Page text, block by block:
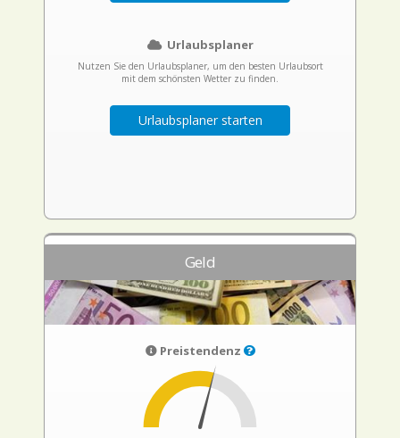
Urlaubsplaner
Nutzen Sie den Urlaubsplaner, um den besten Urlaubsort
mit dem schönsten Wetter zu finden.
Urlaubsplaner starten
Geld
Preistendenz